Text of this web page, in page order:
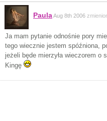
PaulaAug 8th 2006
Ja mam pytanie odnośnie pory
tego wiecznie jestem spóźniona,
jeżeli będe mierzyła wieczorem
Kingę